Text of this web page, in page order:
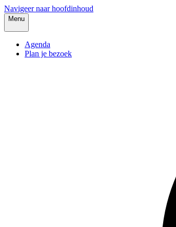
Navigeer naar hoofdinhoud
Menu
Agenda
Plan je bezoek